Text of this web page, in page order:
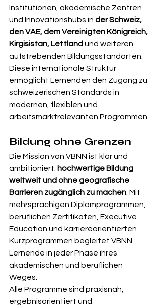
Institutionen, akademische Zentren
und Innovationshubs in der Schweiz,
den VAE, dem Vereinigten Königreich,
Kirgisistan, Lettland und weiteren
aufstrebenden Bildungsstandorten.
Diese internationale Struktur
ermöglicht Lernenden den Zugang zu
schweizerischen Standards in
modernen, flexiblen und
arbeitsmarktrelevanten Programmen.
Bildung ohne Grenzen
Die Mission von VBNN ist klar und
ambitioniert: hochwertige Bildung
weltweit und ohne geografische
Barrieren zugänglich zu machen . Mit
mehrsprachigen Diplomprogrammen,
beruflichen Zertifikaten, Executive
Education und karriereorientierten
Kurzprogrammen begleitet VBNN
Lernende in jeder Phase ihres
akademischen und beruflichen
Weges.
Alle Programme sind praxisnah,
ergebnisorientiert und